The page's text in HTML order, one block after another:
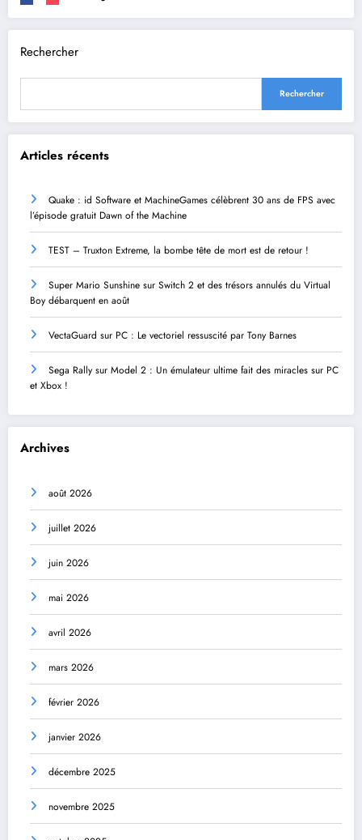
Rechercher
Rechercher
Articles récents
Quake : id Software et MachineGames célèbrent 30 ans de FPS avec
l’épisode gratuit Dawn of the Machine
TEST – Truxton Extreme, la bombe tête de mort est de retour !
Super Mario Sunshine sur Switch 2 et des trésors annulés du Virtual
Boy débarquent en août
VectaGuard sur PC : Le vectoriel ressuscité par Tony Barnes
Sega Rally sur Model 2 : Un émulateur ultime fait des miracles sur PC
et Xbox !
Archives
août 2026
juillet 2026
juin 2026
mai 2026
avril 2026
mars 2026
février 2026
janvier 2026
décembre 2025
novembre 2025